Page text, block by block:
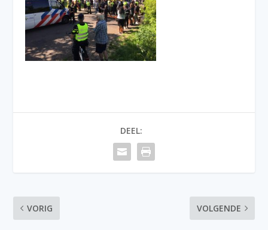
DEEL:
VORIG VOLGENDE